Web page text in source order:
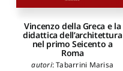
Vincenzo della Greca e la
didattica dell’architettura
nel primo Seicento a
Roma
autori:Tabarrini Marisa